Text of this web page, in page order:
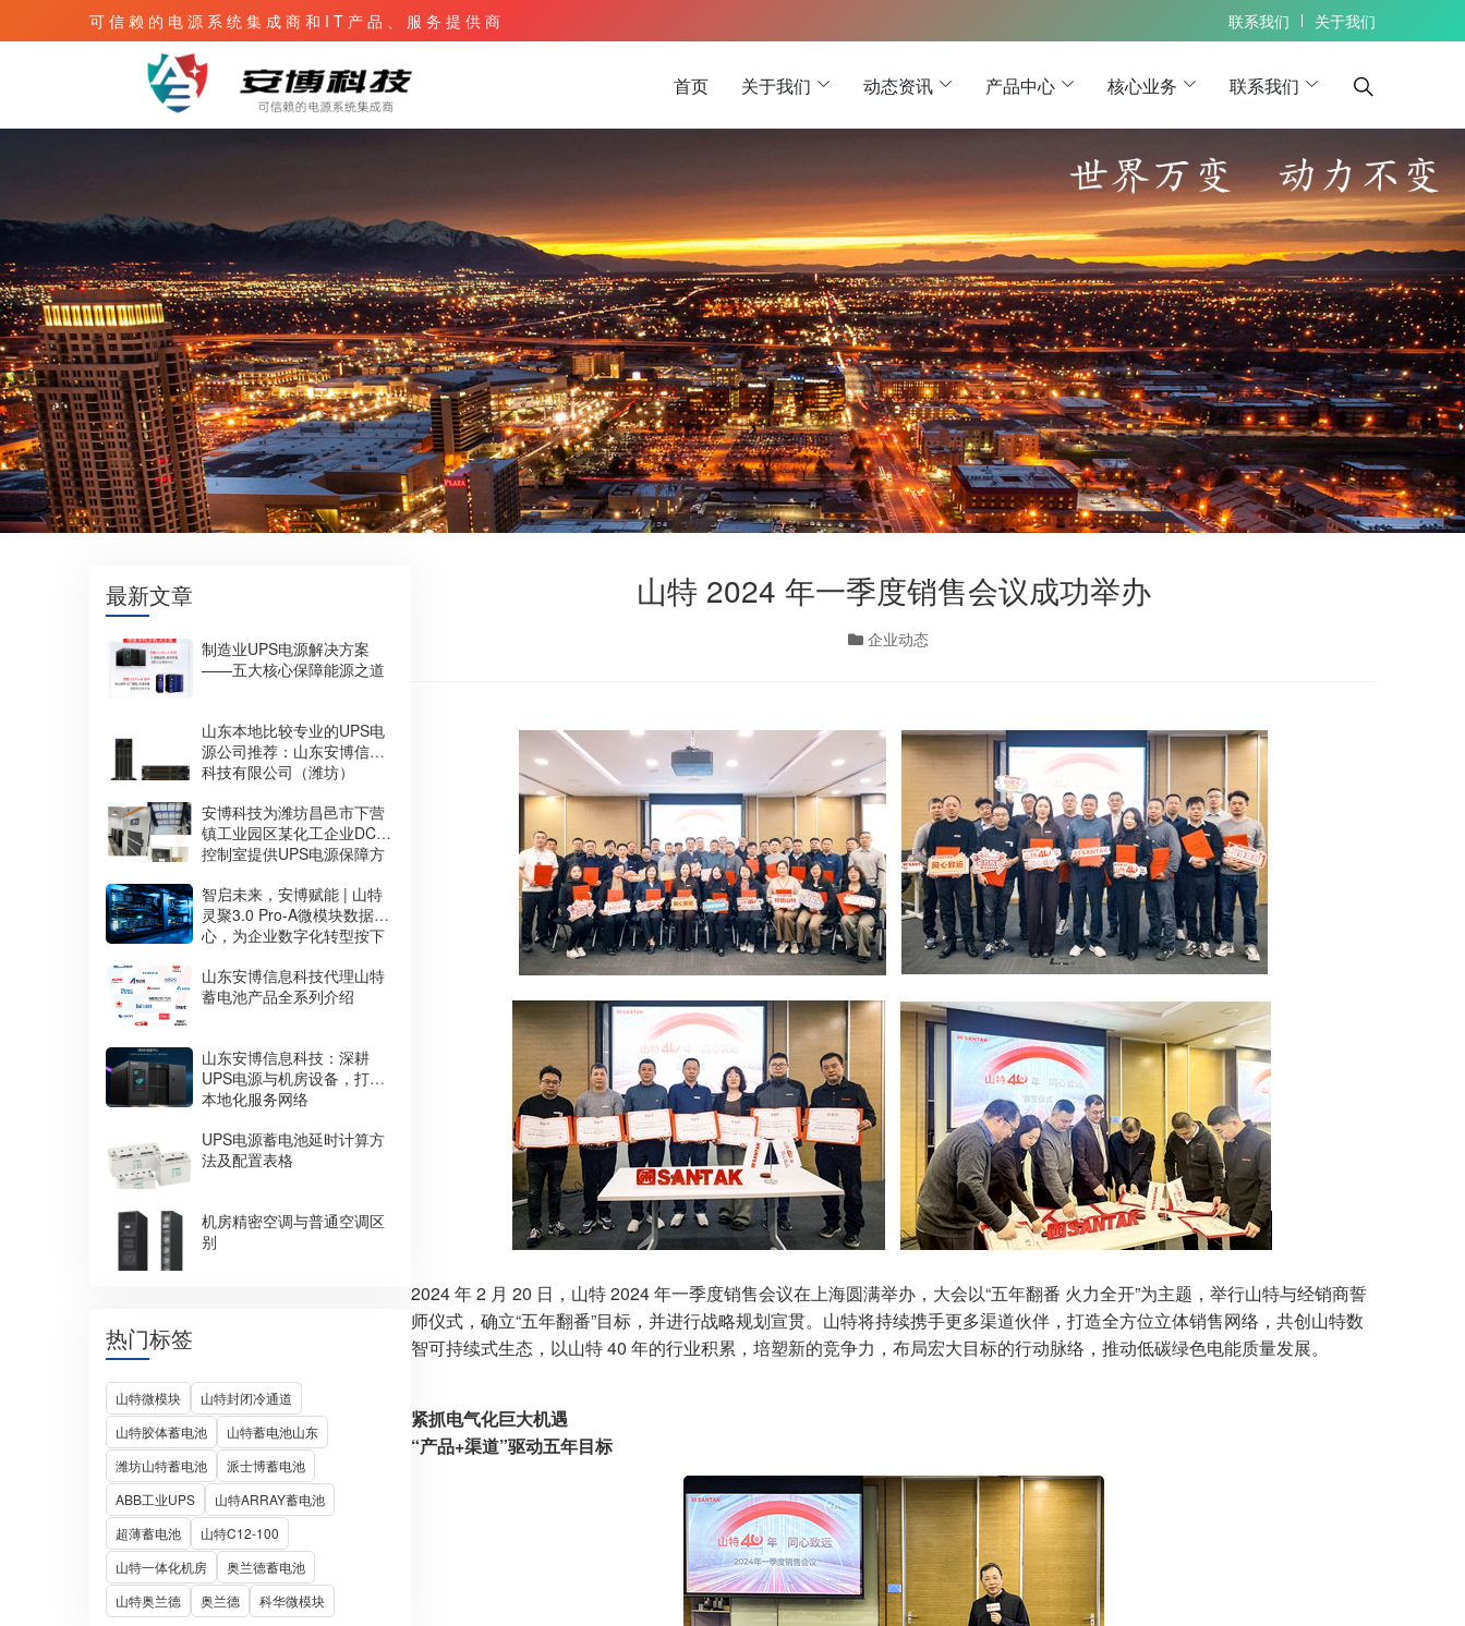
可 信 赖 的 电 源 系 统 集 成 商 和 I T 产 品 、 服 务 提 供 商 联系我们 关于我们
首页 关于我们 动态资讯 产品中心 核心业务 联系我们
最新文章
制造业UPS电源解决方案
——五大核心保障能源之道
山东本地比较专业的UPS电
源公司推荐：山东安博信息
科技有限公司（潍坊）
安博科技为潍坊昌邑市下营
镇工业园区某化工企业DCS
控制室提供UPS电源保障方
智启未来，安博赋能 | 山特
灵聚3.0 Pro-A微模块数据中
心，为企业数字化转型按下
山东安博信息科技代理山特
蓄电池产品全系列介绍
山东安博信息科技：深耕
UPS电源与机房设备，打造
本地化服务网络
UPS电源蓄电池延时计算方
法及配置表格
机房精密空调与普通空调区
别
热门标签
山特微模块
山特封闭冷通道
山特胶体蓄电池
山特蓄电池山东
潍坊山特蓄电池
派士博蓄电池
ABB工业UPS
山特ARRAY蓄电池
超薄蓄电池
山特C12-100
山特一体化机房
奥兰德蓄电池
山特奥兰德
奥兰德 科华微模块
山特 2024 年一季度销售会议成功举办
企业动态
2024 年 2 月 20 日，山特 2024 年一季度销售会议在上海圆满举办，大会以“五年翻番 火力全开”为主题，举行山特与经销商誓
师仪式，确立“五年翻番”目标，并进行战略规划宣贯。山特将持续携手更多渠道伙伴，打造全方位立体销售网络，共创山特数
智可持续式生态，以山特 40 年的行业积累，培塑新的竞争力，布局宏大目标的行动脉络，推动低碳绿色电能质量发展。
紧抓电气化巨大机遇
“产品+渠道”驱动五年目标